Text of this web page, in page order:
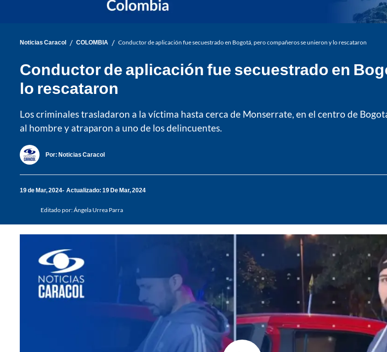
Noticias Caracol / COLOMBIA / Conductor de aplicación fue secuestrado en Bogotá, pero compañeros se unieron y lo rescataron
Conductor de aplicación fue secuestrado en
lo rescataron
Los criminales trasladaron a la víctima hasta cerca de Monserrate, en el centro de
al hombre y atraparon a uno de los delincuentes.
Por: Noticias Caracol
19 de Mar, 2024 Actualizado: 19 De Mar, 2024
Editado por:Ángela Urrea Parra